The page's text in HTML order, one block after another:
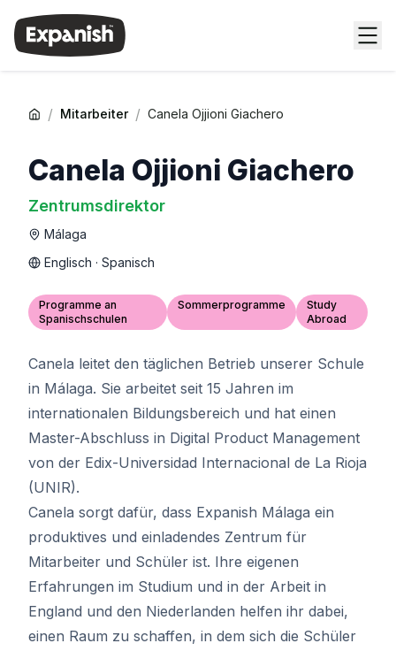
/ Mitarbeiter / Canela Ojjioni Giachero
Canela Ojjioni Giachero
Zentrumsdirektor
Málaga
Englisch · Spanisch
Programme an
Spanischschulen
Sommerprogramme
Study
Abroad
Canela leitet den täglichen Betrieb unserer Schule
in Málaga. Sie arbeitet seit 15 Jahren im
internationalen Bildungsbereich und hat einen
Master-Abschluss in Digital Product Management
von der Edix-Universidad Internacional de La Rioja
(UNIR).
Canela sorgt dafür, dass Expanish Málaga ein
produktives und einladendes Zentrum für
Mitarbeiter und Schüler ist. Ihre eigenen
Erfahrungen im Studium und in der Arbeit in
England und den Niederlanden helfen ihr dabei,
einen Raum zu schaffen, in dem sich die Schüler